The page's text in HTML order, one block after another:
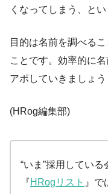
くなってしまう、と
目的は名前を調べる
ことです。効率的に
アポしていきましょう
(HRog編集部)
“いま”採用してい
『HRogリスト 』で